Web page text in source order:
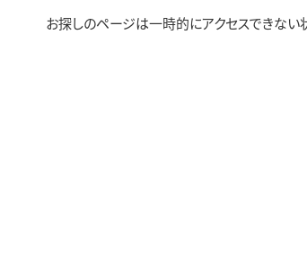
お探しのページは一時的にアクセスできない